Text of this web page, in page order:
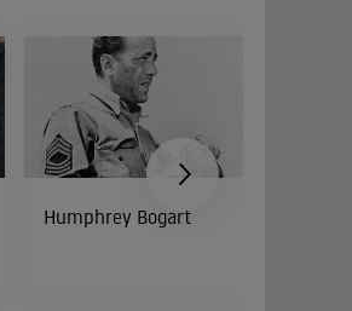
Humphrey Bogart